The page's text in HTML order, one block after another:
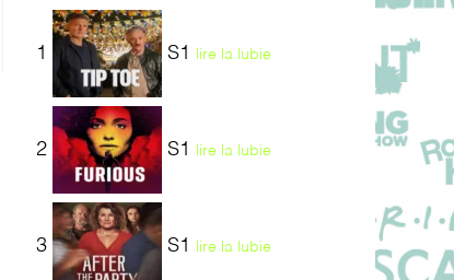
1 S1 lire la lubie
2 S1 lire la lubie
3 S1 lire la lubie